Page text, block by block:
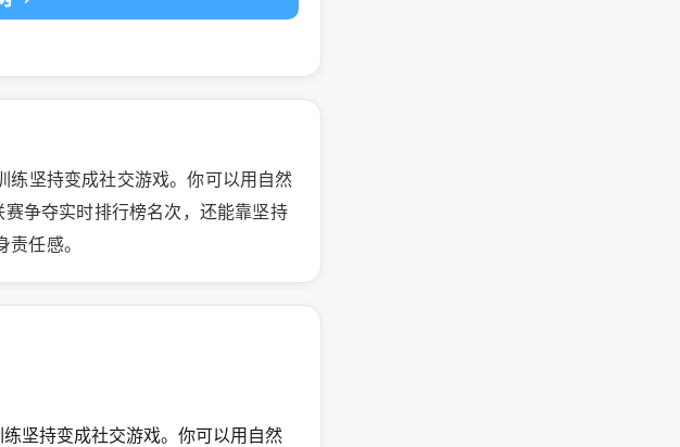
坚持变成社交游戏。你可以用自然
争夺实时排行榜名次，还能靠坚持
任感。
坚持变成社交游戏。你可以用自然